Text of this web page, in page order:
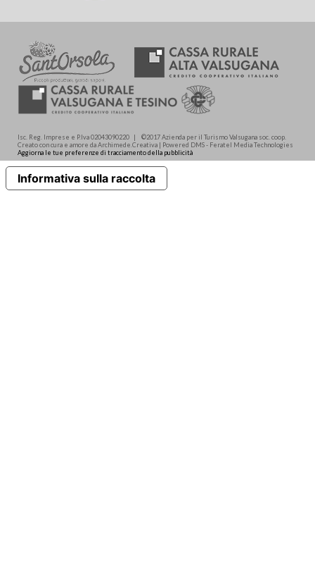
Isc. Reg. Imprese e P.Iva 02043090220 | ©2017 Azienda per il Turismo Valsugana soc. coop.
Creato con cura e amore da Archimede.Creativa | Powered DMS - Feratel Media Technologies
Aggiorna le tue preferenze di tracciamento della pubblicità
Informativa sulla raccolta